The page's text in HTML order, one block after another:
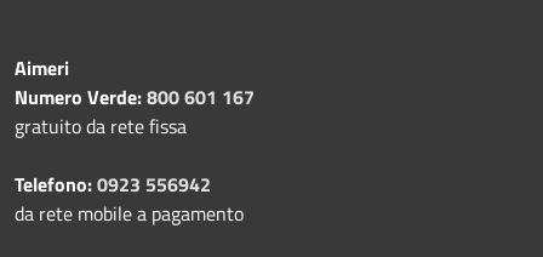
Aimeri
Numero Verde:800 601 167
gratuito da rete fissa
Telefono:0923 556942
da rete mobile a pagamento